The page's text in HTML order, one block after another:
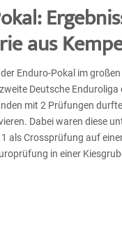
aus
Enduro-Pokal im
Deutsche
mit 2 Prüfungen
Dabei waren diese
als Crossprüfung auf
in einer